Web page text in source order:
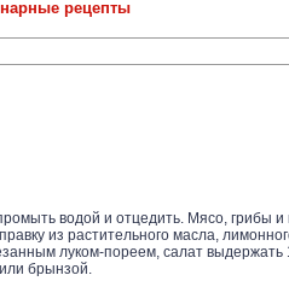
рецепты
водой и отцедить. Мясо, грибы
из растительного масла,
луком-пореем, салат
брынзой.